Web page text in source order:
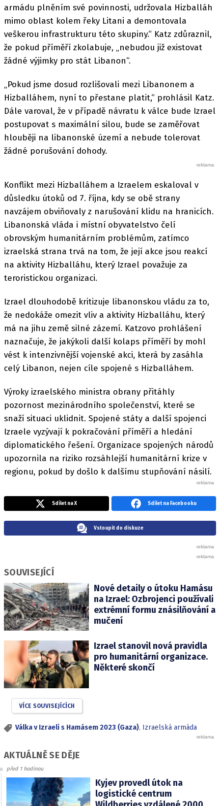
armádu plněním své povinnosti, udržovala Hizballáh
mimo oblast kolem řeky Litani a demontovala
veškerou infrastrukturu této skupiny.“ Katz zdůraznil,
že pokud příměří zkolabuje, „nebudou již existovat
žádné výjimky pro stát Libanon“.
„Pokud jsme dosud rozlišovali mezi Libanonem a
Hizballáhem, nyní to přestane platit,“ prohlásil Katz.
Dále varoval, že v případě návratu k válce bude Izrael
postupovat s maximální silou, bude se zaměřovat
hlouběji na libanonské území a nebude tolerovat
žádné porušování dohody.
Konflikt mezi Hizballáhem a Izraelem eskaloval v
důsledku útoků od 7. října, kdy se obě strany
navzájem obviňovaly z narušování klidu na hranicích.
Libanonská vláda i místní obyvatelstvo čelí
obrovským humanitárním problémům, zatímco
izraelská strana trvá na tom, že její akce jsou reakcí
na aktivity Hizballáhu, který Izrael považuje za
teroristickou organizaci.
Izrael dlouhodobě kritizuje libanonskou vládu za to,
že nedokáže omezit vliv a aktivity Hizballáhu, který
má na jihu země silné zázemí. Katzovo prohlášení
naznačuje, že jakýkoli další kolaps příměří by mohl
vést k intenzivnější vojenské akci, která by zasáhla
celý Libanon, nejen cíle spojené s Hizballáhem.
Výroky izraelského ministra obrany přitáhly
pozornost mezinárodního společenství, které se
snaží situaci uklidnit. Spojené státy a další spojenci
Izraele vyzývají k pokračování příměří a hledání
diplomatického řešení. Organizace spojených národů
upozornila na riziko rozsáhlejší humanitární krize v
regionu, pokud by došlo k dalšímu stupňování násilí.
Sdílet na X Sdílet na Facebooku
Vstoupit do diskuze
SOUVISEJÍCÍ
Nové detaily o útoku Hamásu
na Izrael: Ozbrojenci používali
extrémní formu znásilňování a
mučení
Izrael stanovil nová pravidla
pro humanitární organizace.
Některé skončí
VÍCE SOUVISEJÍCÍCH
Válka v Izraeli s Hamásem 2023 (Gaza), Izraelská armáda
AKTUÁLNĚ SE DĚJE
před 1 hodinou
Kyjev provedl útok na
logistické centrum